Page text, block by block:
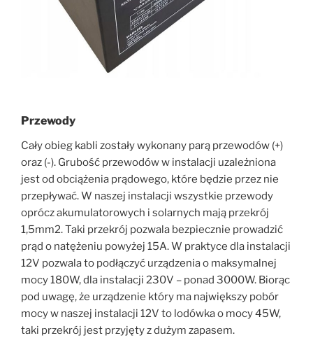
Przewody
Cały obieg kabli zostały wykonany parą przewodów (+)
oraz (-). Grubość przewodów w instalacji uzależniona
jest od obciążenia prądowego, które będzie przez nie
przepływać. W naszej instalacji wszystkie przewody
oprócz akumulatorowych i solarnych mają przekrój
1,5mm2. Taki przekrój pozwala bezpiecznie prowadzić
prąd o natężeniu powyżej 15A. W praktyce dla instalacji
12V pozwala to podłączyć urządzenia o maksymalnej
mocy 180W, dla instalacji 230V – ponad 3000W. Biorąc
pod uwagę, że urządzenie który ma największy pobór
mocy w naszej instalacji 12V to lodówka o mocy 45W,
taki przekrój jest przyjęty z dużym zapasem.